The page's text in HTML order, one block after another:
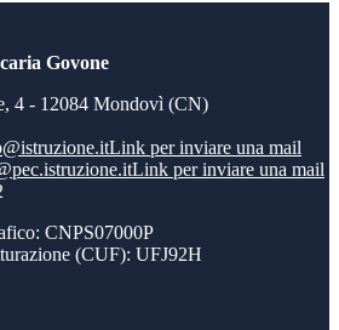
Govone
4 - 12084 Mondovì (CN)
Link per inviare una mail
Link per inviare una mail
CNPS07000P
(CUF): UFJ92H